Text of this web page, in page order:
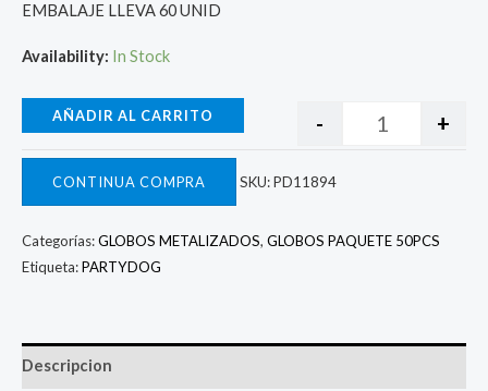
EMBALAJE LLEVA 60 UNID
Availability: In Stock
- +
AÑADIR AL CARRITO
CONTINUA COMPRA SKU:PD11894
Categorías:GLOBOS METALIZADOS, GLOBOS PAQUETE 50PCS
Etiqueta:PARTYDOG
Descripcion